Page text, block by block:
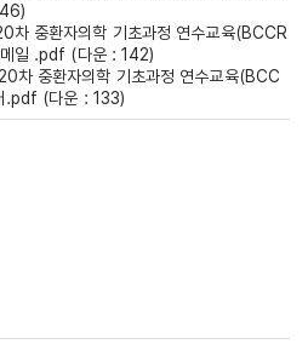
차 중환자의학 기초과정 연수교육(BCCR
일 .pdf (다운 : 142)
차 중환자의학 기초과정 연수교육(BCC
.pdf (다운 : 133)